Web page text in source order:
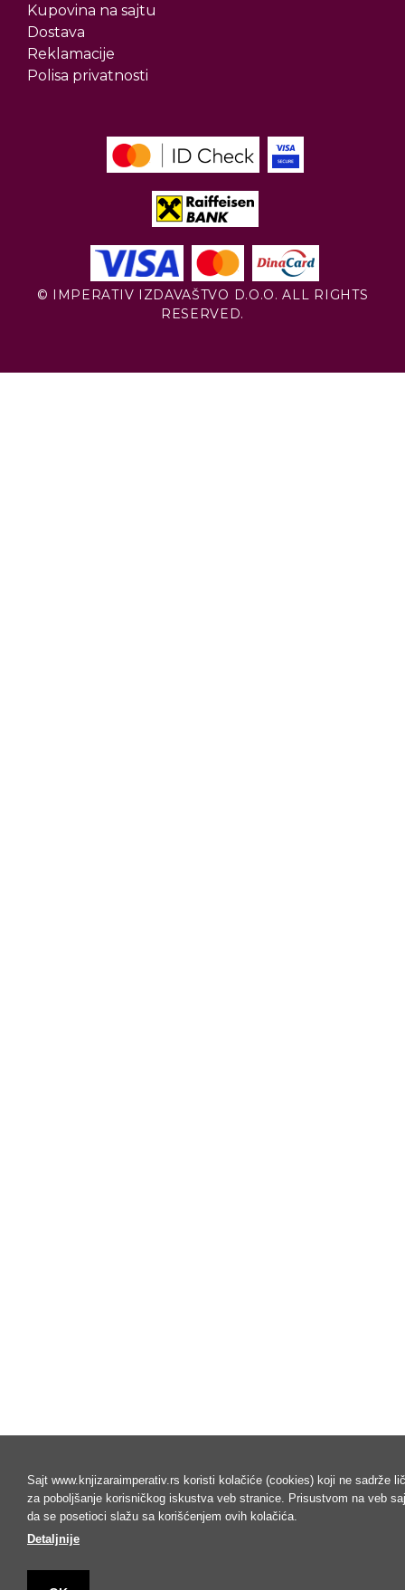
Kupovina na sajtu
Dostava
Reklamacije
Polisa privatnosti
© IMPERATIV IZDAVAŠTVO D.O.O. ALL RIGHTS
RESERVED.
Sajt www.knjizaraimperativ.rs koristi kolačiće (cookies) koji ne sadrže
za poboljšanje korisničkog iskustva veb stranice. Prisustvom na veb
da se posetioci slažu sa korišćenjem ovih kolačića.
Detaljnije